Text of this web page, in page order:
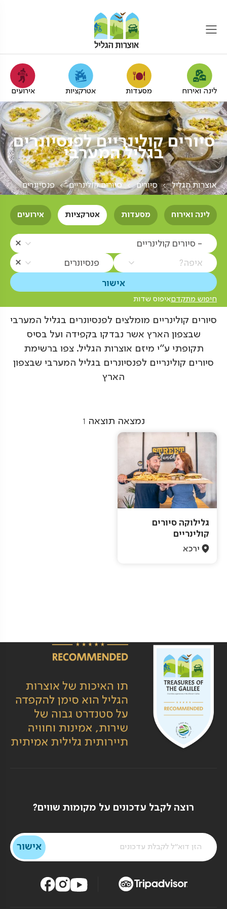
לינה ואירוח מסעדות אטרקציות אירועים
סיורים קולינריים לפנסיונרים
בגליל המערבי
אוצרות הגליל סיורים סיורים קולינריים פנסיונרים
לינה ואירוח מסעדות אטרקציות אירועים
- סיורים קולינריים
איפה? פנסיונרים
חיפוש מתקדםאיפוס שדות
סיורים קולינריים מומלצים לפנסיונרים בגליל המערבי
שבצפון הארץ אשר נבדקו בקפידה ועל בסיס
תקופתי ע"י מיזם אוצרות הגליל. צפו ברשימת
סיורים קולינריים לפנסיונרים בגליל המערבי שבצפון
הארץ
נמצאה תוצאה 1
גלילוקה סיורים
קולינריים
ירכא
רוצה לקבל עדכונים על מקומות שווים?